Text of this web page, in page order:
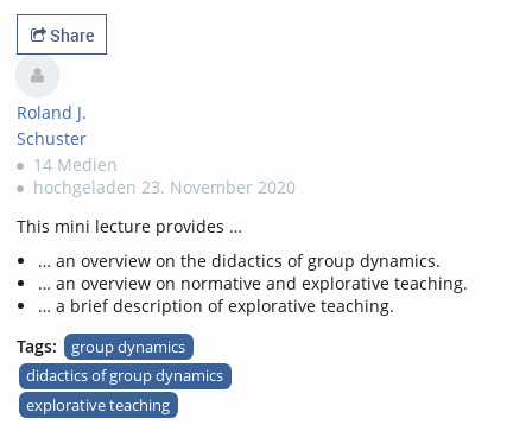
views
favorites
Share
Roland J.
Schuster
14 Medien
hochgeladen 23. November 2020
This mini lecture provides …
… an overview on the didactics of group dynamics.
… an overview on normative and explorative teaching.
… a brief description of explorative teaching.
Tags:
group dynamics
didactics of group dynamics
explorative teaching